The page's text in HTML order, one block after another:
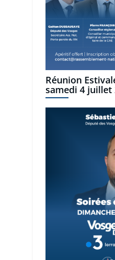
Réunion
samedi 4 juillet